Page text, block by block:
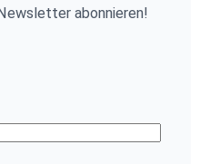
abonnieren!